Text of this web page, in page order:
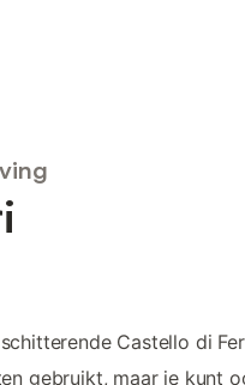
Castello di
gebruikt, maar je kunt